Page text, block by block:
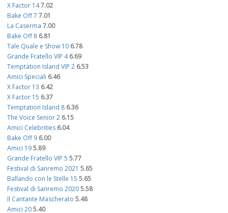
X Factor 147.02
Bake Off 7 7.01
La Caserma 7.00
Bake Off 8 6.81
Tale Quale e Show 10 6.78
Grande Fratello VIP 4 6.69
Temptation Island VIP 2 6.53
Amici Speciali 6.46
X Factor 13 6.42
X Factor 15 6.37
Temptation Island 8 6.36
The Voice Senior 2 6.15
Amici Celebrities 6.04
Bake Off 9 6.00
Amici 195.89
Grande Fratello VIP 5 5.77
Festival di Sanremo 2021 5.65
Ballando con le Stelle 15 5.65
Festival di Sanremo 20205.58
Il Cantante Mascherato 5.48
Amici 205.40